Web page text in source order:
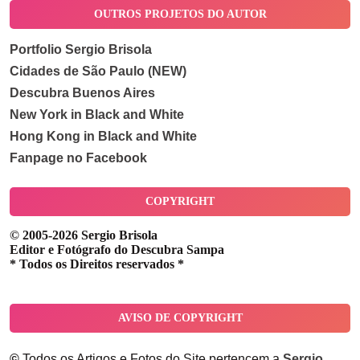
OUTROS PROJETOS DO AUTOR
Portfolio Sergio Brisola
Cidades de São Paulo (NEW)
Descubra Buenos Aires
New York in Black and White
Hong Kong in Black and White
Fanpage no Facebook
COPYRIGHT
© 2005-2026 Sergio Brisola
Editor e Fotógrafo do Descubra Sampa
* Todos os Direitos reservados *
AVISO DE COPYRIGHT